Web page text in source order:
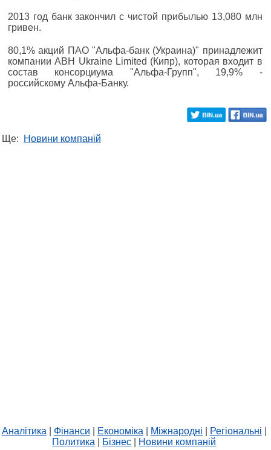
2013 год банк закончил с чистой прибылью 13,080 млн
гривен.
80,1% акций ПАО "Альфа-банк (Украина)" принадлежит
компании ABH Ukraine Limited (Кипр), которая входит в
состав консорциума "Альфа-Групп", 19,9% -
российскому Альфа-Банку.
Ще: Новини компаній
Аналітика Фінанси Економіка Міжнародні Регіональні
Политика
Бізнес Новини компаній